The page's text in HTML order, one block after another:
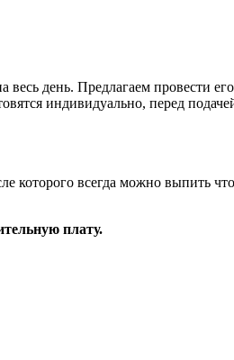
весь день. Предлагаем провести
индивидуально, перед
которого всегда можно выпить
плату.